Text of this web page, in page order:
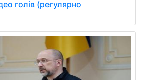
голів (регулярно